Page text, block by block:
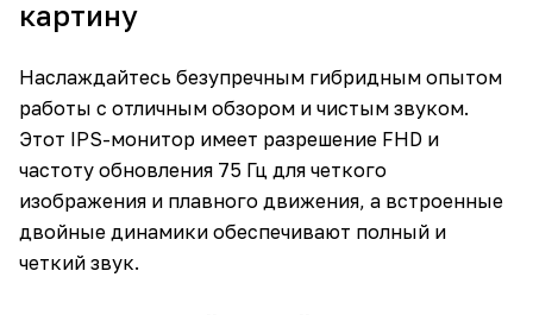
картину
Наслаждайтесь безупречным гибридным опытом
работы с отличным обзором и чистым звуком.
Этот IPS-монитор имеет разрешение FHD и
частоту обновления 75 Гц для четкого
изображения и плавного движения, а встроенные
двойные динамики обеспечивают полный и
четкий звук.